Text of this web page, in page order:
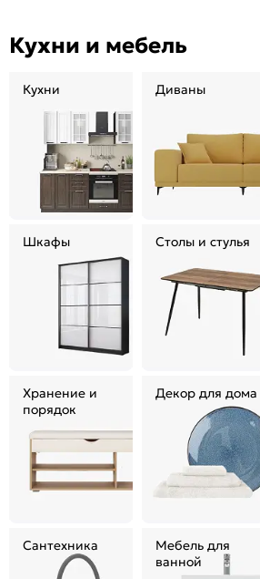
Кухни и мебель
Кухни Диваны
Шкафы Столы и стулья
Хранение и
порядок
Декор для дома
Сантехника
Мебель для
ванной